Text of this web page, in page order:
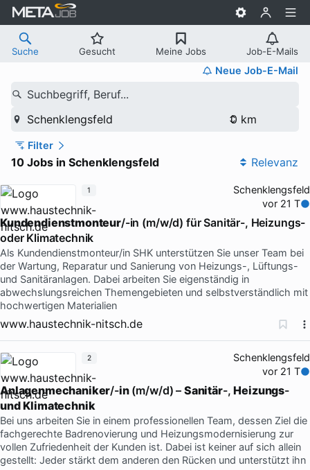
Suche Gesucht Meine Jobs Job-E-Mails
Neue Job-E-Mail
Suchbegriff, Beruf...
Schenklengsfeld
Filter
10 Jobs in Schenklengsfeld Relevanz
Schenklengsfeld
vor 21 T
Kundendienstmonteur/-in (m/w/d) für Sanitär-, Heizungs-
oder Klimatechnik
Als Kundendienstmonteur/in SHK unterstützen Sie unser Team bei
der Wartung, Reparatur und Sanierung von Heizungs-, Lüftungs-
und Sanitäranlagen. Dabei arbeiten Sie eigenständig in
abwechslungsreichen Themengebieten und selbstverständlich mit
hochwertigen Materialien
www.haustechnik-nitsch.de
1
Schenklengsfeld
vor 21 T
Anlagenmechaniker/-in(m/w/d) – Sanitär-,Heizungs-
undKlimatechnik
Bei uns arbeiten Sie in einem professionellen Team, dessen Ziel die
fachgerechte Badrenovierung und Heizungsmodernisierung zur
vollen Zufriedenheit der Kunden ist. Dabei ist keiner auf sich allein
gestellt: Jeder stärkt dem anderen den Rücken und unterstützt ihn
2